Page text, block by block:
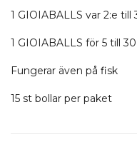
1 GIOIABALLS var 2:e till
1 GIOIABALLS för 5 till
Fungerar även på fisk
15 st bollar per paket